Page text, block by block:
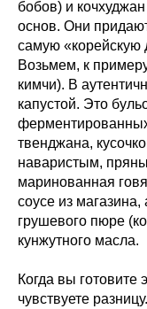
бобов) и
основ. Они
самую «корейскую
Возьмем, к
кимчи). В
капустой. Это
твенджана,
наваристым,
маринованная
соусе из магазина,
грушевого пюре
кунжутного масла.
Когда вы готовите
чувствуете